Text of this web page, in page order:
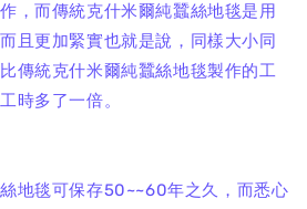
，而傳統克什米爾純蠶絲地毯是用
且更加緊實也就是說，同樣大小同
傳統克什米爾純蠶絲地毯製作的工
時多了一倍。
地毯可保存50~~60年之久，而悉心